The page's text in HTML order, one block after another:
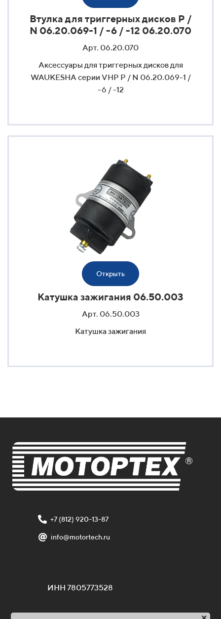
Втулка для триггерных дисков P /
N 06.20.069-1 / -6 / -12 06.20.070
Арт. 06.20.070
Аксессуары для триггерных дисков для
WAUKESHA серии VHP P / N 06.20.069-1 /
-6 / -12
Открыть
Катушка зажигания 06.50.003
Арт. 06.50.003
Катушка зажигания
+7 (812) 920-13-87
info@motortech.ru
ИНН 7805773528